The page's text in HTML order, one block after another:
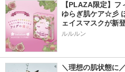
【PLAZA限定】
ゆらぎ肌ケア☆彡
ェイスマスクが新
ルルルン
＼理想の肌状態に